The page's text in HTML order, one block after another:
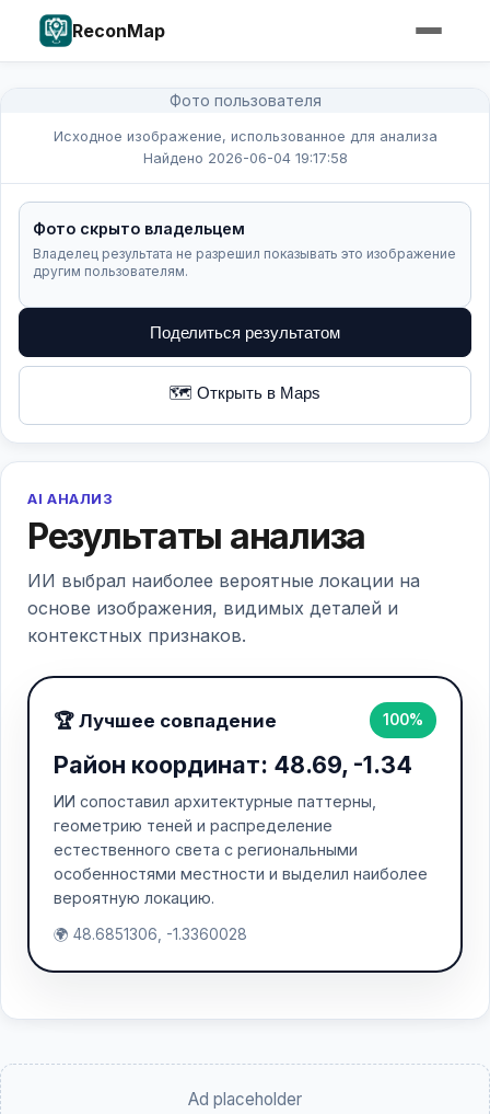
ReconMap
Фото пользователя
Исходное изображение, использованное для анализа
Найдено 2026-06-04 19:17:58
Фото скрыто владельцем
Владелец результата не разрешил показывать это изображение
другим пользователям.
Поделиться результатом
🗺️ Открыть в Maps
AI АНАЛИЗ
Результаты анализа
ИИ выбрал наиболее вероятные локации на
основе изображения, видимых деталей и
контекстных признаков.
🏆 Лучшее совпадение 100%
Район координат: 48.69, -1.34
ИИ сопоставил архитектурные паттерны,
геометрию теней и распределение
естественного света с региональными
особенностями местности и выделил наиболее
вероятную локацию.
🌍 48.6851306, -1.3360028
Ad placeholder